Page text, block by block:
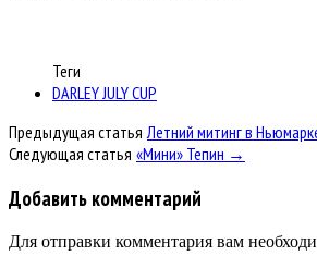
Теги
DARLEY JULY CUP
Предыдущая статья Летний митинг в
Следующая статья «Мини» Тепин →
Добавить комментарий
Для отправки комментария вам